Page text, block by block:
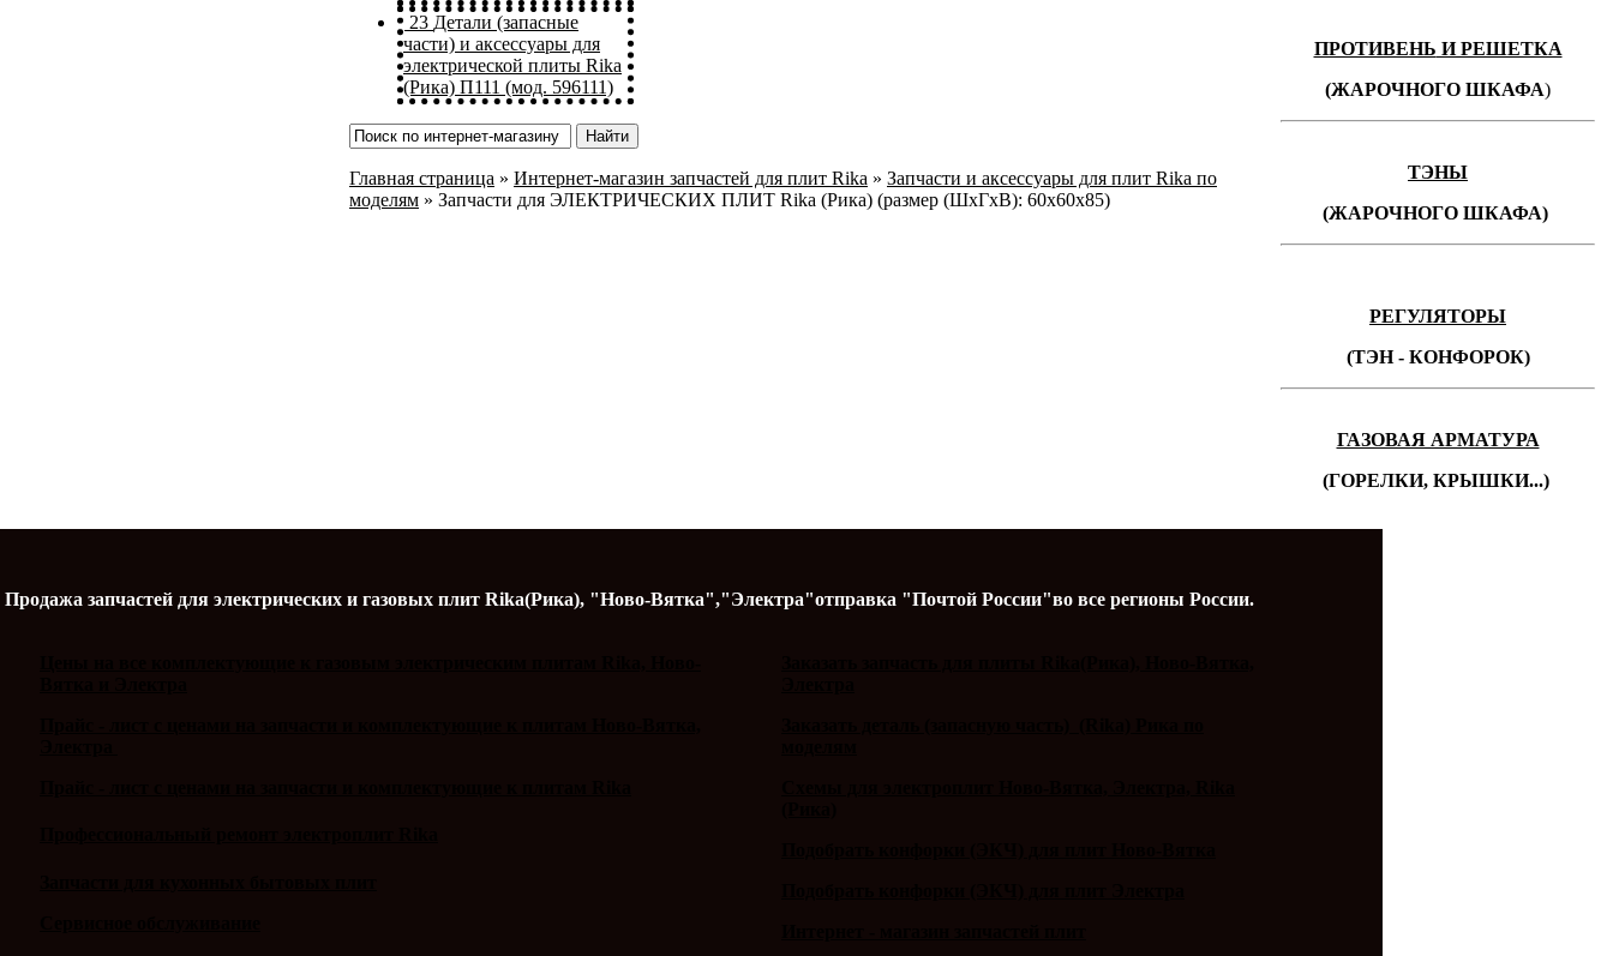
23 Детали (запасные
части) и аксессуары для
электрической плиты Rika
(Рика) П111 (мод. 596111)
Главная страница » Интернет-магазин запчастей для плит Rika » Запчасти и аксессуары для плит Rika по
моделям » Запчасти для ЭЛЕКТРИЧЕСКИХ ПЛИТ Rika (Рика) (размер (ШхГхВ): 60х60х85)
ПРОТИВЕНЬ И РЕШЕТКА
(ЖАРОЧНОГО ШКАФА)
ТЭНЫ
(ЖАРОЧНОГО ШКАФА)
РЕГУЛЯТОРЫ
(ТЭН - КОНФОРОК)
ГАЗОВАЯ АРМАТУРА
(ГОРЕЛКИ, КРЫШКИ...)
Продажа запчастей для электрических и газовых плит Rika(Рика), "Ново-Вятка","Электра"отправка "Почтой России"во все регионы России.